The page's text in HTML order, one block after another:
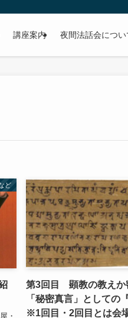
講座案内 夜間法話会につい
ど
・
第3回目 顕教の教えか
「秘密真言」としての
※1回目・2回目とは会